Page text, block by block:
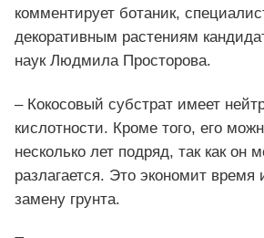
комментирует ботаник,
декоративным растениям
наук Людмила Просторова.
– Кокосовый субстрат имеет
кислотности. Кроме того, его
несколько лет подряд, так как он
разлагается. Это экономит время
замену грунта.